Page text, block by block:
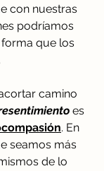
con nuestras
podríamos
que los
camino
es
. En
seamos más
de lo